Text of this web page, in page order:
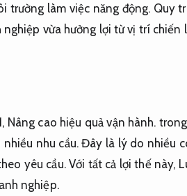
trường làm việc năng động. Quy
nghiệp vừa hưởng lợi từ vị trí chiến
Nâng cao hiệu quả vận hành.
nhu cầu.Đây là lý do nhiều
yêu cầu.Với tất cả lợi thế này,
nghiệp.